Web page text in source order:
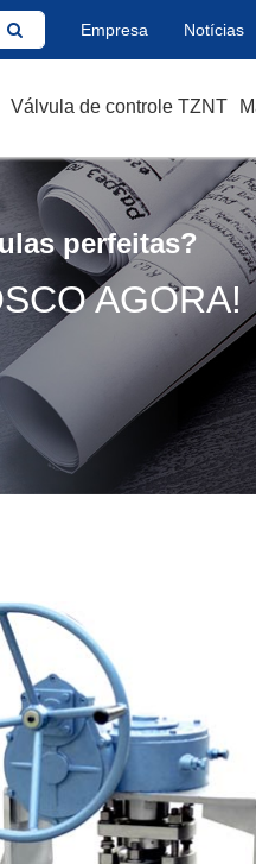
Empresa Notícias
Válvula de controle TZNT
perfeitas?
AGORA!